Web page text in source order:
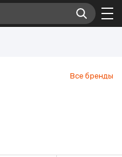
Все бренды